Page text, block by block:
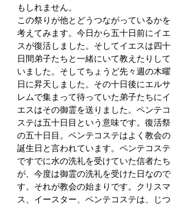
もしれません。
この祭りが他とどうつながっているかを
考えてみます。今日から五十日前にイエ
スが復活しました。そしてイエスは四十
日間弟子たちと一緒にいて教えたりして
いました。そしてちょうど先々週の木曜
日に昇天しました。その十日後にエルサ
レムで集まって待っていた弟子たちにイ
エスはその御霊を送りました。ペンテコ
ステは五十日目という意味です。復活祭
の五十日目。ペンテコステはよく教会の
誕生日と言われています。ペンテコステ
ですでに水の洗礼を受けていた信者たち
が、今度は御霊の洗礼を受けた日なので
す。それが教会の始まりです。クリスマ
ス、イースター、ペンテコステは、じつ